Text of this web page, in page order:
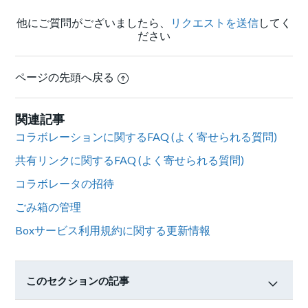
他にご質問がございましたら、 リクエストを送信してく
ださい
ページの先頭へ戻る
関連記事
コラボレーションに関するFAQ (よく寄せられる質問)
共有リンクに関するFAQ (よく寄せられる質問)
コラボレータの招待
ごみ箱の管理
Boxサービス利用規約に関する更新情報
このセクションの記事